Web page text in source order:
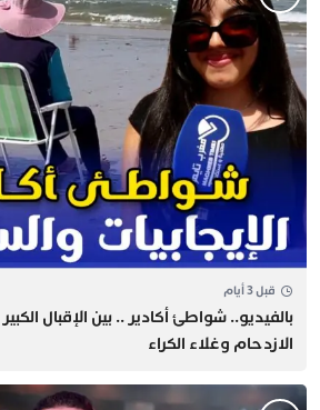
قبل 3 أيام
بالفيديو.. شواطئ أكادير .. بين الإقبال
الازدحام وغلاء الكراء